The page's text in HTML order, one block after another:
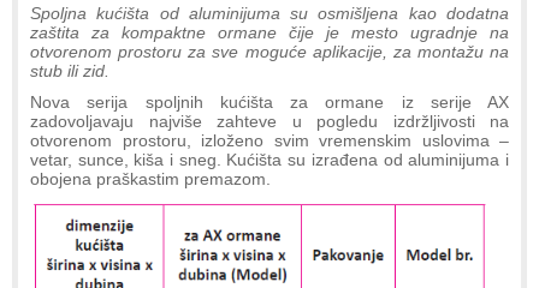
Spoljna kućišta od aluminijuma su osmišljena kao dodatna
zaštita za kompaktne ormane čije je mesto ugradnje na
otvorenom prostoru za sve moguće aplikacije, za montažu na
stub ili zid.
Nova serija spoljnih kućišta za ormane iz serije AX
zadovoljavaju najviše zahteve u pogledu izdržljivosti na
otvorenom prostoru, izloženo svim vremenskim uslovima –
vetar, sunce, kiša i sneg. Kućišta su izrađena od aluminijuma i
obojena praškastim premazom.